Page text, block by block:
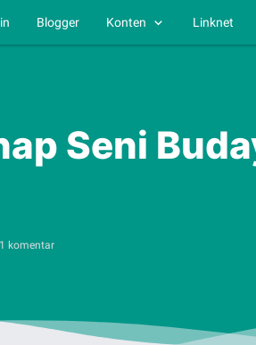
Blogger Konten Linknet
Seni
1 komentar